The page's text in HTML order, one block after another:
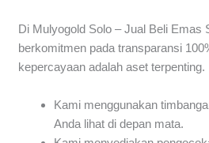
Di Mulyogold Solo – Jual Beli Emas
berkomitmen pada transparansi
kepercayaan adalah aset terpenting.
Kami menggunakan
Anda lihat di depan mata.